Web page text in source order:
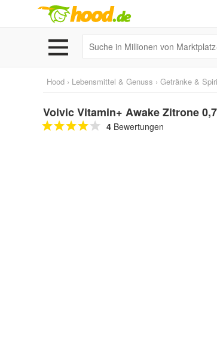
Hood › Lebensmittel & Genuss › Getränke &
Volvic Vitamin+ Awake Zitrone
4 Bewertungen